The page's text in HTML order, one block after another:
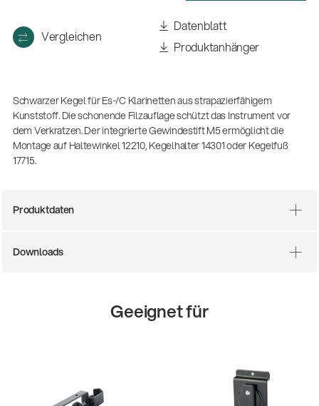
| 19.06.2026
Fachkraft für Metalltechnik Ausbildung
Vergleichen
Datenblatt
Produktanhänger
Schwarzer Kegel für Es-/C Klarinetten aus strapazierfähigem
Kunststoff. Die schonende Filzauflage schützt das Instrument vor
dem Verkratzen. Der integrierte Gewindestift M5 ermöglicht die
Montage auf Haltewinkel 12210, Kegelhalter 14301 oder Kegelfuß
17715.
Produktdaten
Downloads
Geeignet für